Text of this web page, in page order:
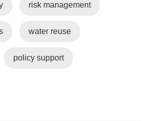
risk management
water reuse
policy support